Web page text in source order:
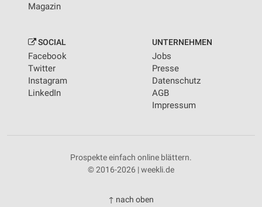
Magazin
SOCIAL
Facebook
Twitter
Instagram
LinkedIn
UNTERNEHMEN
Jobs
Presse
Datenschutz
AGB
Impressum
Prospekte einfach online blättern.
© 2016-2026 | weekli.de
↑ nach oben